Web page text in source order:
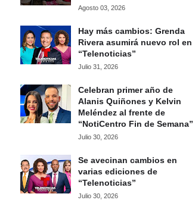
Agosto 03, 2026
Hay más cambios: Grenda
Rivera asumirá nuevo rol en
“Telenoticias”
Julio 31, 2026
Celebran primer año de
Alanis Quiñones y Kelvin
Meléndez al frente de
“NotiCentro Fin de Semana”
Julio 30, 2026
Se avecinan cambios en
varias ediciones de
“Telenoticias”
Julio 30, 2026